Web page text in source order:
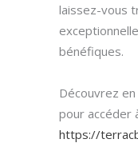
laissez-vous
bénéfiques.
Découvrez
pour accéder
https://